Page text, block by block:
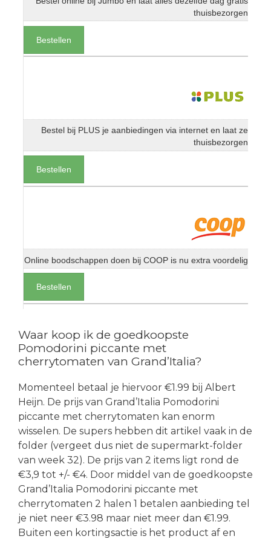
thuisbezorgen
Bestellen
Bestel bij PLUS je aanbiedingen via internet en laat ze
thuisbezorgen
Bestellen
Online boodschappen doen bij COOP is nu extra voordelig
Bestellen
Waar koop ik de goedkoopste
Pomodorini piccante met
cherrytomaten van Grand’Italia?
Momenteel betaal je hiervoor €1.99 bij Albert
Heijn. De prijs van Grand’Italia Pomodorini
piccante met cherrytomaten kan enorm
wisselen. De supers hebben dit artikel vaak in de
folder (vergeet dus niet de supermarkt-folder
van week 32). De prijs van 2 items ligt rond de
€3,9 tot +/- €4. Door middel van de goedkoopste
Grand’Italia Pomodorini piccante met
cherrytomaten 2 halen 1 betalen aanbieding tel
je niet neer €3.98 maar niet meer dan €1.99.
Buiten een kortingsactie is het product af en